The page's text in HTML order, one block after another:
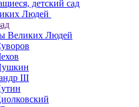
детский сад
Людей
Великих Людей
III